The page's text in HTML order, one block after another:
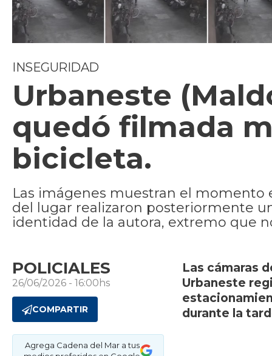
INSEGURIDAD
Urbaneste
quedó filmada
bicicleta.
Las imágenes muestran el momento
del lugar realizaron posteriormente
identidad de la autora, extremo que
POLICIALES
26/06/2026 - 16:00hs
COMPARTIR
Agrega Cadena del Mar a tus
Las cámaras
Urbaneste
durante la